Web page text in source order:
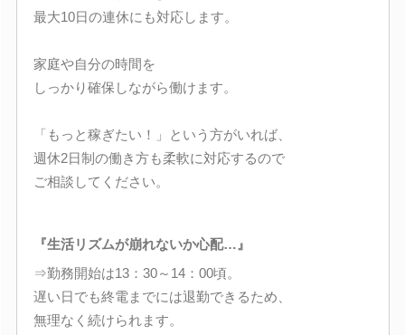
最大10日の連休にも対応します。
家庭や自分の時間を
しっかり確保しながら働けます。
「もっと稼ぎたい！」という方がいれば、
週休2日制の働き方も柔軟に対応するので
ご相談してください。
『生活リズムが崩れないか心配…』
⇒勤務開始は13：30～14：00頃。
遅い日でも終電までには退勤できるため、
無理なく続けられます。